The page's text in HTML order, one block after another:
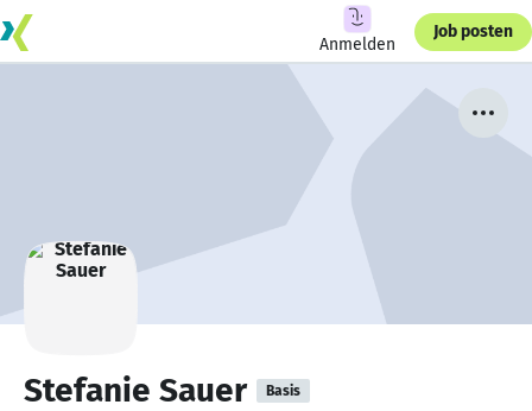
Anmelden
Job posten
Stefanie Sauer Basis